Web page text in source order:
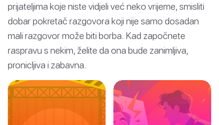
prijateljima koje niste vidjeli već neko vrijeme, smisliti
dobar pokretač razgovora koji nije samo dosadan
mali razgovor može biti borba. Kad započnete
raspravu s nekim, želite da ona bude zanimljiva,
pronicljiva i zabavna.